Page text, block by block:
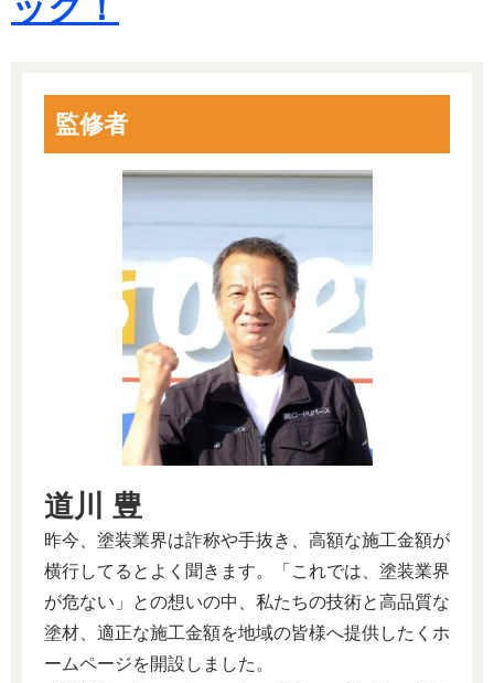
監修者
道川 豊
昨今、塗装業界は詐称や手抜き、高額な施工金額が
横行してるとよく聞きます。「これでは、塗装業界
が危ない」との想いの中、私たちの技術と高品質な
塗材、適正な施工金額を地域の皆様へ提供したくホ
ームページを開設しました。